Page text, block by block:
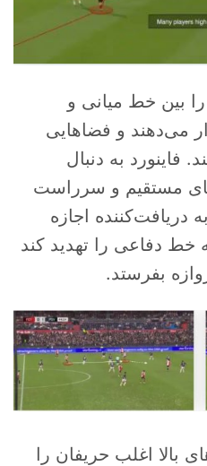
بین خط میانی و
می‌دهند و فضاهایی
فاینورد به دنبال
مستقیم و سرراست
دریافت‌کننده اجازه
خط دفاعی را تهدید کند
بفرستد.
بالا اغلب حریفان را